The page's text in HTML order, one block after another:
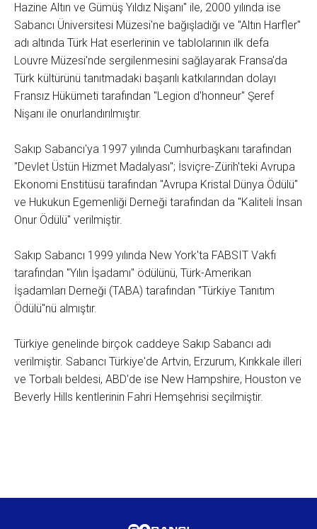
Hazine Altın ve Gümüş Yıldız Nişanı" ile, 2000 yılında ise
Sabancı Üniversitesi Müzesi'ne bağışladığı ve "Altın Harfler"
adı altında Türk Hat eserlerinin ve tablolarının ilk defa
Louvre Müzesi'nde sergilenmesini sağlayarak Fransa'da
Türk kültürünü tanıtmadaki başarılı katkılarından dolayı
Fransız Hükümeti tarafından "Legion d'honneur" Şeref
Nişanı ile onurlandırılmıştır.
Sakıp Sabancı'ya 1997 yılında Cumhurbaşkanı tarafından
"Devlet Üstün Hizmet Madalyası"; İsviçre-Zürih'teki Avrupa
Ekonomi Enstitüsü tarafından "Avrupa Kristal Dünya Ödülü"
ve Hukukun Egemenliği Derneği tarafından da "Kaliteli İnsan
Onur Ödülü" verilmiştir.
Sakıp Sabancı 1999 yılında New York'ta FABSIT Vakfı
tarafından "Yılın İşadamı" ödülünü, Türk-Amerikan
İşadamları Derneği (TABA) tarafından "Türkiye Tanıtım
Ödülü"nü almıştır.
Türkiye genelinde birçok caddeye Sakıp Sabancı adı
verilmiştir. Sabancı Türkiye'de Artvin, Erzurum, Kırıkkale illeri
ve Torbalı beldesi, ABD'de ise New Hampshire, Houston ve
Beverly Hills kentlerinin Fahri Hemşehrisi seçilmiştir.